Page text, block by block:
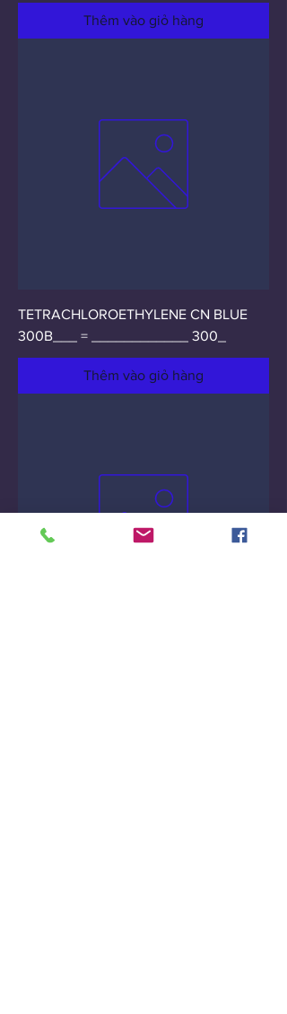
Thêm vào giỏ hàng
TETRACHLOROETHYLENE CN BLUE
300B___ = ____________ 300_
Thêm vào giỏ hàng